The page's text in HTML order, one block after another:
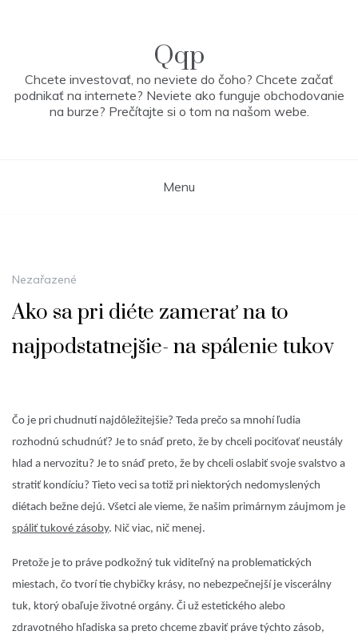
Qqp
Chcete investovať, no neviete do čoho? Chcete začať
podnikať na internete? Neviete ako funguje obchodovanie
na burze? Prečítajte si o tom na našom webe.
Menu
Nezařazené
Ako sa pri diéte zamerať na to
najpodstatnejšie- na spálenie tukov
Čo je pri chudnutí najdôležitejšie? Teda prečo sa mnohí ľudia
rozhodnú schudnúť? Je to snáď preto, že by chceli pociťovať neustály
hlad a nervozitu? Je to snáď preto, že by chceli oslabiť svoje svalstvo a
stratiť kondíciu? Tieto veci sa totiž pri niektorých nedomyslených
diétach bežne dejú. Všetci ale vieme, že našim primárnym záujmom je
spáliť tukové zásoby. Nič viac, nič menej.
Pretože je to práve podkožný tuk viditeľný na problematických
miestach, čo tvorí tie chybičky krásy, no nebezpečnejší je viscerálny
tuk, ktorý obaľuje životné orgány. Či už estetického alebo
zdravotného hľadiska sa preto chceme zbaviť práve týchto zásob,